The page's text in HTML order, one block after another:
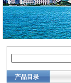
产品目录